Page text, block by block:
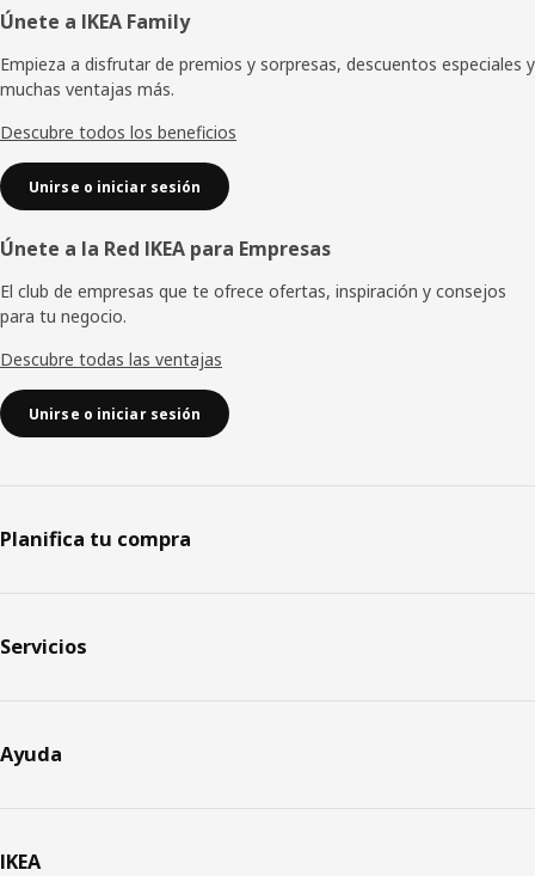
Pie
de
página
Únete a IKEA Family
Empieza a disfrutar de premios y sorpresas, descuentos especiales y
muchas ventajas más.
Descubre todos los beneficios
Unirse o iniciar sesión
Únete a la Red IKEA para Empresas
El club de empresas que te ofrece ofertas, inspiración y consejos
para tu negocio.
Descubre todas las ventajas
Unirse o iniciar sesión
Planifica tu compra
Servicios
Ayuda
IKEA